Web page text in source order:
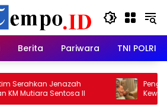
Berita Pariwara TNI POLRI
Jenazah
Sentosa II
Penggantian
Kewenangan
Juanda: